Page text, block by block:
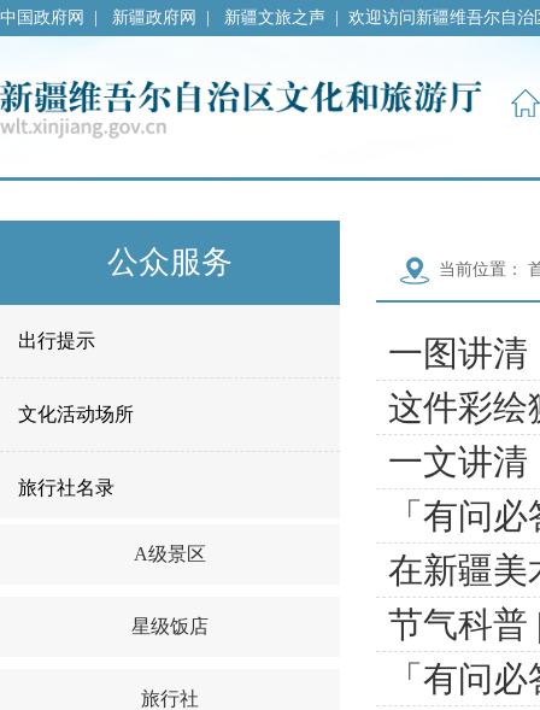
[an error occurred while processing the directive]
中国政府网 新疆政府网 新疆文旅之声 欢迎访问新疆维吾尔自
公众服务
出行提示
文化活动场所
旅行社名录
A级景区
星级饭店
旅行社
当前位置：
一图讲清
这件彩绘
一文讲清
「有问
在新疆美
节气科普
「有问